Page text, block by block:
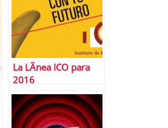
La LÃ­nea ICO para
2016